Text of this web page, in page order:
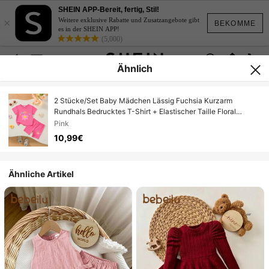
BEKOMME
×
SHEIN APP-Bereit, fertig, Stil!
Weitere exklusive Rabatte und Zusatzangebote gibt
es in der SHEIN APP!
(5,000)
Ähnlich
2 Stücke/Set Baby Mädchen Lässig Fuchsia Kurzarm
Rundhals Bedrucktes T-Shirt + Elastischer Taille Floral
Bedruckte Shorts
Pink
10,99€
Ähnliche Artikel